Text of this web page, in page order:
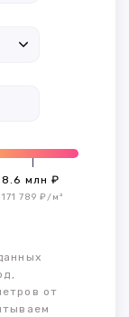
8.6 млн ₽
171 789 ₽/м²
от